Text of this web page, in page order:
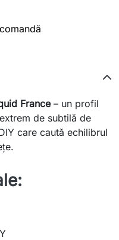
France– un profil
de subtilă de
care caută echilibrul